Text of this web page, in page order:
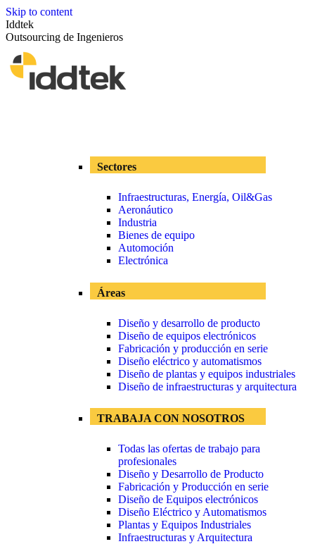
Skip to content
Iddtek
Outsourcing de Ingenieros
Sectores
Infraestructuras, Energía, Oil&Gas
Aeronáutico
Industria
Bienes de equipo
Automoción
Electrónica
Áreas
Diseño y desarrollo de producto
Diseño de equipos electrónicos
Fabricación y producción en serie
Diseño eléctrico y automatismos
Diseño de plantas y equipos industriales
Diseño de infraestructuras y arquitectura
TRABAJA CON NOSOTROS
Todas las ofertas de trabajo para
profesionales
Diseño y Desarrollo de Producto
Fabricación y Producción en serie
Diseño de Equipos electrónicos
Diseño Eléctrico y Automatismos
Plantas y Equipos Industriales
Infraestructuras y Arquitectura